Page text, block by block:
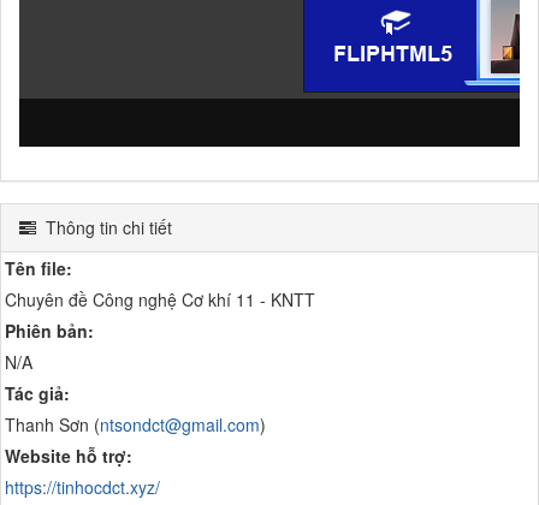
Thông tin chi tiết
Tên file:
Chuyên đề Công nghệ Cơ khí 11 - KNTT
Phiên bản:
N/A
Tác giả:
Thanh Sơn (ntsondct@gmail.com)
Website hỗ trợ:
https://tinhocdct.xyz/